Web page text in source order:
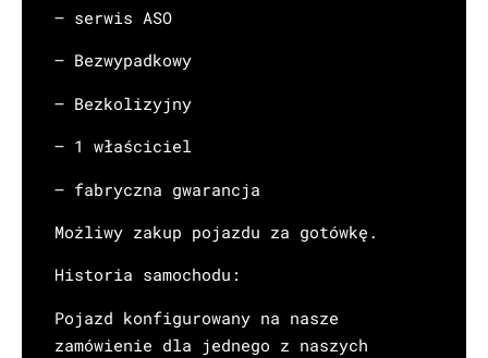
– serwis ASO
– Bezwypadkowy
– Bezkolizyjny
– 1 właściciel
– fabryczna gwarancja
Możliwy zakup pojazdu za gotówkę.
Historia samochodu:
Pojazd konfigurowany na nasze
zamówienie dla jednego z naszych